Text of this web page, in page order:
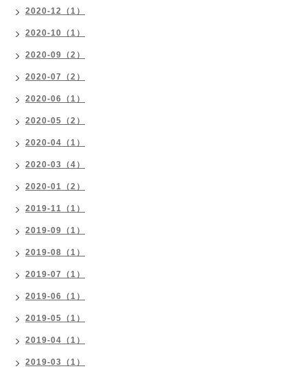
2020-12（1）
2020-10（1）
2020-09（2）
2020-07（2）
2020-06（1）
2020-05（2）
2020-04（1）
2020-03（4）
2020-01（2）
2019-11（1）
2019-09（1）
2019-08（1）
2019-07（1）
2019-06（1）
2019-05（1）
2019-04（1）
2019-03（1）